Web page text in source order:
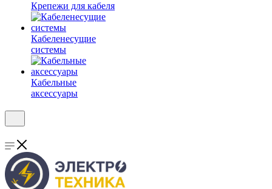
Крепежи для кабеля
Кабеленесущие
системы
Кабельные
аксессуары